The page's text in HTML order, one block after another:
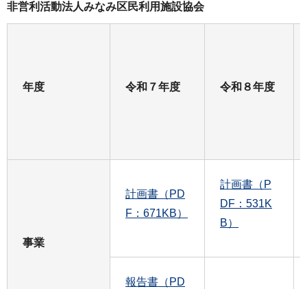
非営利活動法人みなみ区民利用施設協会
年度 令和７年度 令和８年度
事業
計画書（PD
F：671KB）
計画書（P
DF：531K
B）
報告書（PD